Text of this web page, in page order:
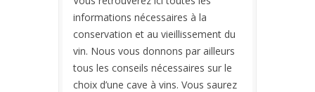
informations nécessaires à la
conservation et au vieillissement du
vin. Nous vous donnons par ailleurs
tous les conseils nécessaires sur le
choix d’une cave à vins. Vous saurez